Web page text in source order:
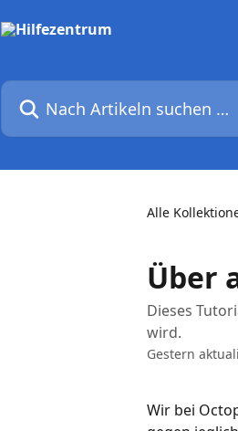
Nach Artikeln suchen …
Alle
Über
Dieses
wird.
Gestern
Wir bei